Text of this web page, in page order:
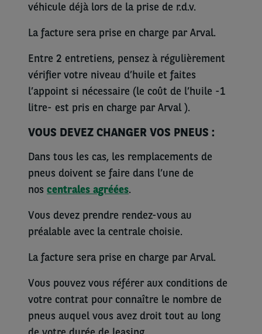
véhicule déjà lors de la prise de r.d.v.
La facture sera prise en charge par Arval.
Entre 2 entretiens, pensez à régulièrement
vérifier votre niveau d’huile et faites
l’appoint si nécessaire (le coût de l’huile -1
litre- est pris en charge par Arval ).
VOUS DEVEZ CHANGER VOS PNEUS :
Dans tous les cas, les remplacements de
pneus doivent se faire dans l’une de
nos centrales agréées.
Vous devez prendre rendez-vous au
préalable avec la centrale choisie.
La facture sera prise en charge par Arval.
Vous pouvez vous référer aux conditions de
votre contrat pour connaître le nombre de
pneus auquel vous avez droit tout au long